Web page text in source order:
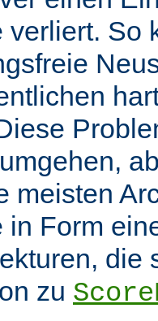
verliert. So
meisten
in Form
die
zu